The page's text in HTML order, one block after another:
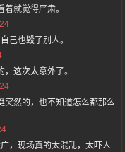
就觉得严肃。
己也毁了别人。
这次太意外了。
突然的，也不知道怎么都那么
，现场真的太混乱，太吓人